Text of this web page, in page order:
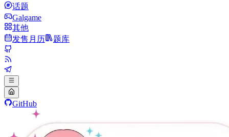
话题
Galgame
其他
发售月历
题库
GitHub